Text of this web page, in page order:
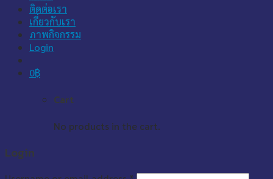
ติดต่อเรา
เกี่ยวกับเรา
ภาพกิจกรรม
Login
0฿
Cart
No products in the cart.
Login